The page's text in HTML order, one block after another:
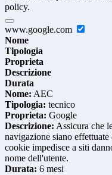
policy.
www.google.com
Nome
Tipologia
Proprieta
Descrizione
Durata
Nome: AEC
Tipologia: tecnico
Proprieta: Google
Descrizione: Assicura che
navigazione siano
cookie impedisce a siti
nome dell'utente.
Durata: 6 mesi